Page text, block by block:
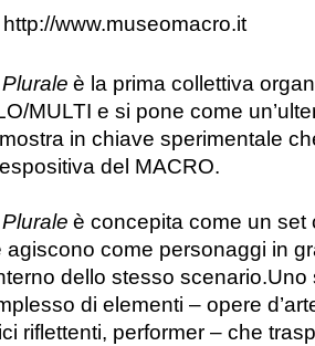
http://www.museomacro.it
è la prima collettiva
MULTI e si pone come
in chiave sperimentale
del MACRO.
è concepita come un set
agiscono come personaggi in
dello stesso
di elementi – opere
riflettenti, performer – che